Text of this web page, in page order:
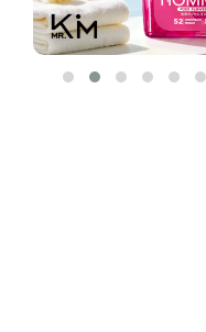
DISUNIE
DR. ALTHEA
DR. CEURACLE